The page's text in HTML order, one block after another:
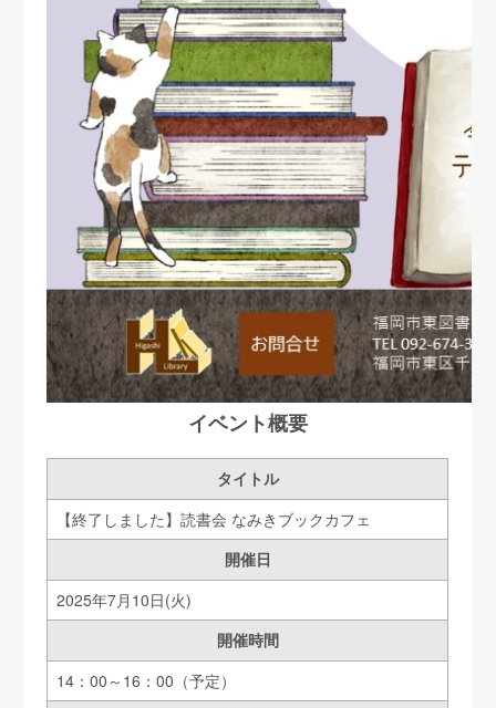
イベント概要
タイトル
【終了しました】読書会 なみきブックカフェ
開催日
2025年7月10日(火)
開催時間
14：00～16：00（予定）